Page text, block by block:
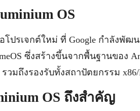
OS
โปรเจกต์ใหม่ ที่ Google กำลังพั
ซึ่งสร้างขึ้นจากพื้นฐานของ
วมถึงรองรับทั้งสถาปัตยกรรม
OS ถึงสำคัญ